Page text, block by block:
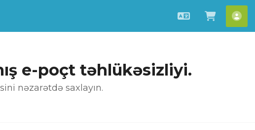
Azerbaijani
Səbətə
e-poçt təhlükəsizliyi.
nəzarətdə saxlayın.